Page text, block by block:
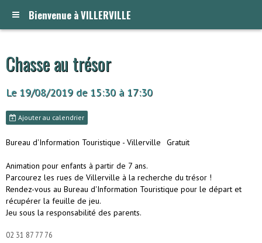
Bienvenue à VILLERVILLE
Chasse au trésor
Le 19/08/2019 de 15:30 à 17:30
Ajouter au calendrier
Bureau d'Information Touristique - Villerville Gratuit
Animation pour enfants à partir de 7 ans.
Parcourez les rues de Villerville à la recherche du trésor !
Rendez-vous au Bureau d'Information Touristique pour le départ et
récupérer la feuille de jeu.
Jeu sous la responsabilité des parents.
02 31 87 77 76